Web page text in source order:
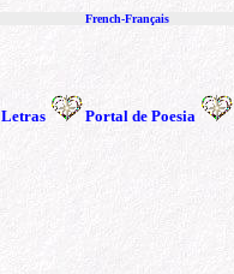
French-Français
Letras Portal de Poesia